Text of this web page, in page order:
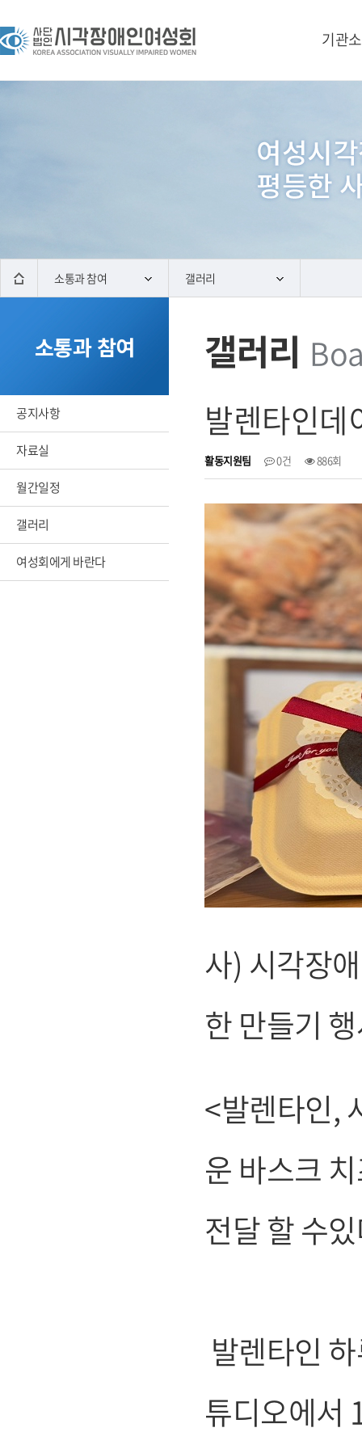
기관
소통과 참여 갤러리
소통과 참여
공지사항
자료실
월간일정
갤러리
여성회에게 바란다
갤러리
발렌타인데
활동지원팀 0건 886회
사) 시각장
한 만들기
<발렌타인,
운 바스크
전달 할 수
발렌타인
튜디오에서